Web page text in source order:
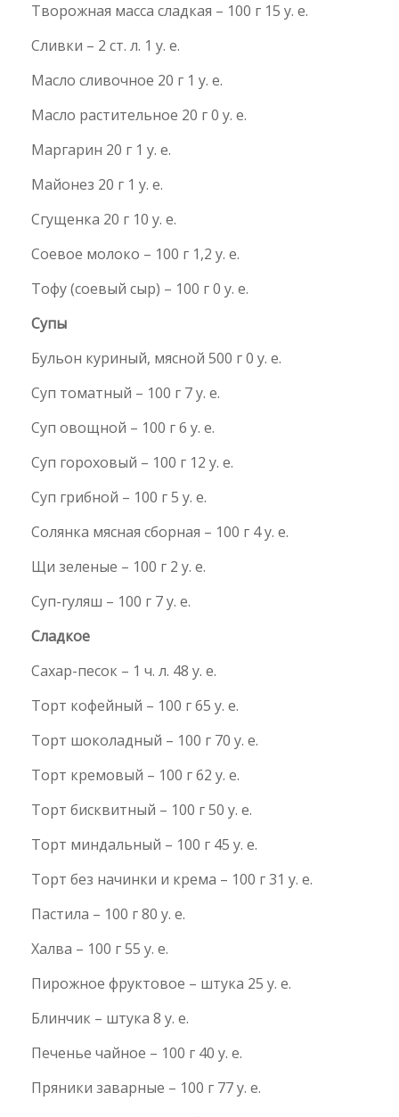
Творожная масса сладкая – 100 г 15 у. е.
Сливки – 2 ст. л. 1 у. е.
Масло сливочное 20 г 1 у. е.
Масло растительное 20 г 0 у. е.
Маргарин 20 г 1 у. е.
Майонез 20 г 1 у. е.
Сгущенка 20 г 10 у. е.
Соевое молоко – 100 г 1,2 у. е.
Тофу (соевый сыр) – 100 г 0 у. е.
Супы
Бульон куриный, мясной 500 г 0 у. е.
Суп томатный – 100 г 7 у. е.
Суп овощной – 100 г 6 у. е.
Суп гороховый – 100 г 12 у. е.
Суп грибной – 100 г 5 у. е.
Солянка мясная сборная – 100 г 4 у. е.
Щи зеленые – 100 г 2 у. е.
Суп-гуляш – 100 г 7 у. е.
Сладкое
Сахар-песок – 1 ч. л. 48 у. е.
Торт кофейный – 100 г 65 у. е.
Торт шоколадный – 100 г 70 у. е.
Торт кремовый – 100 г 62 у. е.
Торт бисквитный – 100 г 50 у. е.
Торт миндальный – 100 г 45 у. е.
Торт без начинки и крема – 100 г 31 у. е.
Пастила – 100 г 80 у. е.
Халва – 100 г 55 у. е.
Пирожное фруктовое – штука 25 у. е.
Блинчик – штука 8 у. е.
Печенье чайное – 100 г 40 у. е.
Пряники заварные – 100 г 77 у. е.